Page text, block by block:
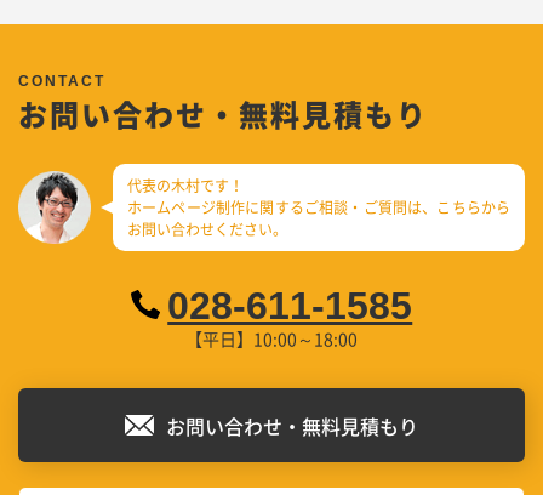
お問い合わせ・無料見積もり
代表の木村です！
ホームページ制作に関するご相談・ご質問は、 こちらから
お問い合わせください。
028-611-1585
【平日】10:00～18:00
お問い合わせ・無料見積もり